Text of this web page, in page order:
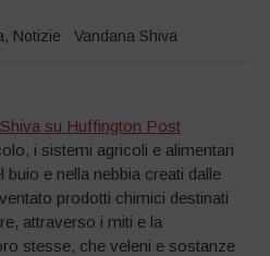
, Notizie Vandana Shiva
su Huffington Post
i sistemi agricoli e alimentari
e nella nebbia creati dalle
prodotti chimici destinati
attraverso i miti e la
stesse, che veleni e sostanze